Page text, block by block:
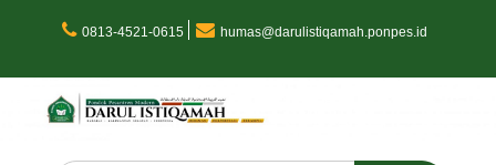
0813-4521-0615 humas@darulistiqamah.ponpes.id